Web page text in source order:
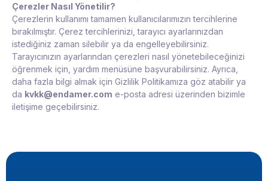
Çerezler Nasıl Yönetilir?
Çerezlerin kullanımı tamamen kullanıcılarımızın tercihlerine
bırakılmıştır. Çerez tercihlerinizi, tarayıcı ayarlarınızdan
istediğiniz zaman silebilir ya da engelleyebilirsiniz.
Tarayıcınızın ayarlarından çerezleri nasıl yönetebileceğinizi
öğrenmek için, yardım menüsüne başvurabilirsiniz. Ayrıca,
daha fazla bilgi almak için Gizlilik Politikamıza göz atabilir ya
da kvkk@endamer.com e-posta adresi üzerinden bizimle
iletişime geçebilirsiniz.